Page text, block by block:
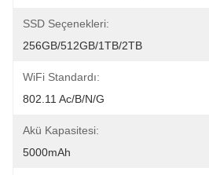
SSD Seçenekleri:
256GB/512GB/1TB/2TB
WiFi Standardı:
802.11 Ac/b/n/g
Akü Kapasitesi:
5000mAh